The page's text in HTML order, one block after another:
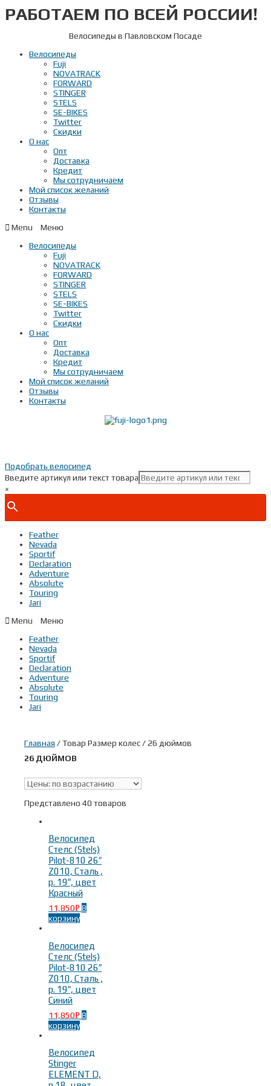
Перейти
кРАБОТАЕМ ПО ВСЕЙ РОССИИ!
Велосипеды в Павловском Посаде
Велосипеды
Fuji
NOVATRACK
FORWARD
STINGER
STELS
SE-BIKES
Twitter
Скидки
О нас
Опт
Доставка
Кредит
Мы сотрудничаем
Мой список желаний
Отзывы
Контакты
Menu
Велосипеды
Fuji
NOVATRACK
FORWARD
STINGER
STELS
SE-BIKES
Twitter
Скидки
О нас
Опт
Доставка
Кредит
Мы сотрудничаем
Мой список желаний
Отзывы
Контакты
Подобрать велосипед
Введите артикул или текст товара
×
Feather
Nevada
Sportif
Declaration
Adventure
Absolute
Touring
Jari
Menu
Feather
Nevada
Sportif
Declaration
Adventure
Absolute
Touring
Jari
Главная / Товар Размер колес / 26 дюймов
26 ДЮЙМОВ
Скидки(2)
Городские велосипеды
Круизер
Горные велосипеды
Складные велосипеды
Женские
Мужские
Представлено 40 товаров
Велосипед
Стелс (Stels)
Pilot-810 26″
Z010, Сталь ,
р. 19″, цвет
Красный
11,850Р В
корзину
Велосипед
Стелс (Stels)
Pilot-810 26″
Z010, Сталь ,
р. 19″, цвет
Синий
11,850Р В
корзину
Велосипед
Stinger
ELEMENT D,